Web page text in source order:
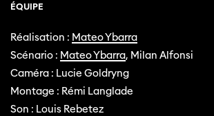
ÉQUIPE
Réalisation : Mateo Ybarra
Scénario : Mateo Ybarra, Milan Alfonsi
Caméra : Lucie Goldryng
Montage : Rémi Langlade
Son : Louis Rebetez